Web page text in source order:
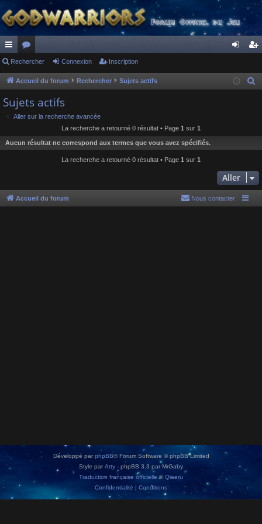
ac
co
ur
ci
or
u
s
ne cri
Rechercher Connexion Inscription
Accueil du forum Rechercher Sujets actifs
h
e
Sujets actifs
Aller sur la recherche avancée
La recherche a retourné 0 résultat • Page 1 sur 1
Aucun résultat ne correspond aux termes que vous avez spécifiés.
La recherche a retourné 0 résultat • Page 1 sur 1
Aller
Accueil du forum Nous contacter
Développé par phpBB® Forum Software © phpBB Limited
Style parArty - phpBB 3.3 par MrGaby
Traduction française officielle ©Qiaeru
Confidentialité | Conditions